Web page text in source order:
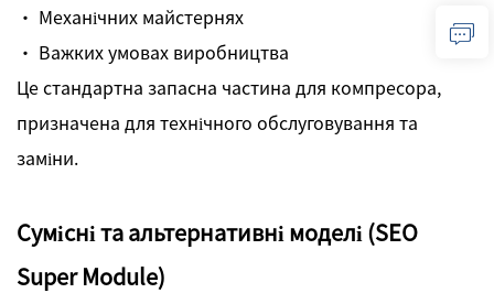
· Механічних майстернях
· Важких умовах виробництва
Це стандартна запасна частина для компресора,
призначена для технічного обслуговування та
заміни.
Сумісні та альтернативні моделі (SEO
Super Module)